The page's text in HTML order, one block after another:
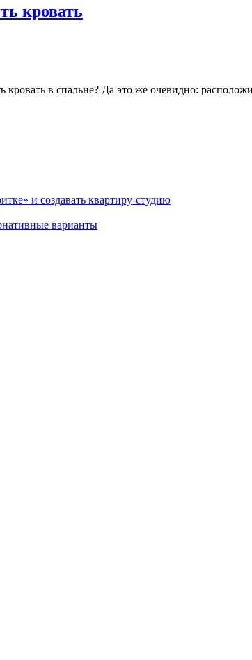
кровать
в спальне? Да это же очевидно:
и создавать квартиру-студию
варианты